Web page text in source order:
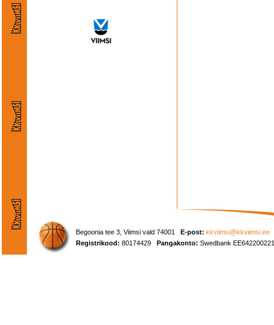
Begoonia tee 3, Viimsi vald 74001 E-post: kkviimsi@kkviimsi.ee
Registrikood: 80174429 Pangakonto: Swedbank